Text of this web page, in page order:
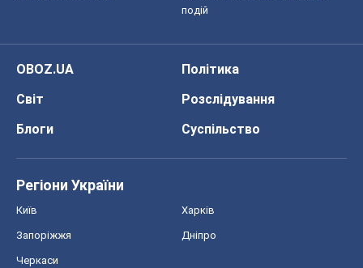
подій
OBOZ.UA
Політика
Світ
Розслідування
Блоги
Суспільство
Регіони України
Київ Харків
Запоріжжя Дніпро
Черкаси